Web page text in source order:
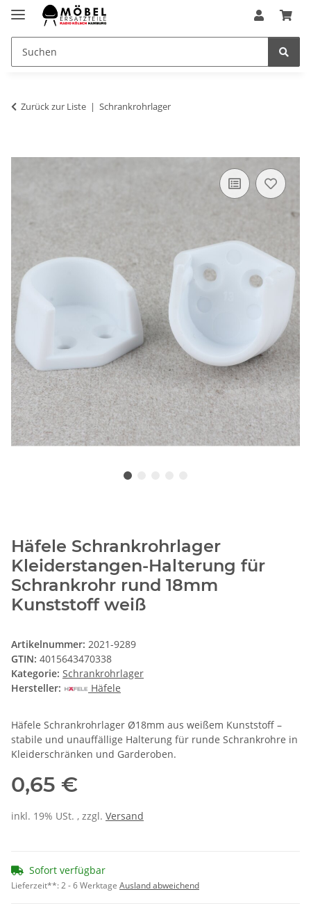
Zurück zur Liste Schrankrohrlager
Häfele Schrankrohrlager
Kleiderstangen-Halterung für
Schrankrohr rund 18mm
Kunststoff weiß
Artikelnummer: 2021-9289
GTIN: 4015643470338
Kategorie: Schrankrohrlager
Hersteller:
Häfele
Häfele Schrankrohrlager Ø18mm aus weißem Kunststoff –
stabile und unauffällige Halterung für runde Schrankrohre in
Kleiderschränken und Garderoben.
0,65 €
inkl. 19% USt. , zzgl. Versand
Sofort verfügbar
Lieferzeit**:2 - 6 Werktage Ausland abweichend